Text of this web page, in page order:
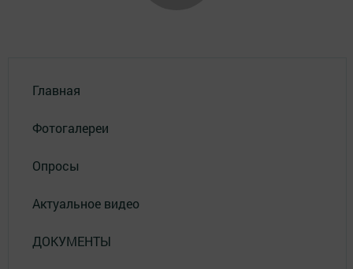
Главная
Фотогалереи
Опросы
Актуальное видео
ДОКУМЕНТЫ